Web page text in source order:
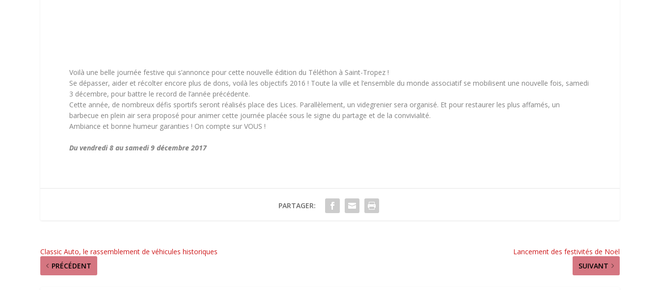
Voilà une belle journée festive qui s’annonce pour cette nouvelle édition du Téléthon à Saint-Tropez !
Se dépasser, aider et récolter encore plus de dons, voilà les objectifs 2016 ! Toute la ville et l’ensemble du monde associatif se mobilisent une nouvelle fois, samedi
3 décembre, pour battre le record de l’année précédente.
Cette année, de nombreux défis sportifs seront réalisés place des Lices. Parallèlement, un videgrenier sera organisé. Et pour restaurer les plus affamés, un
barbecue en plein air sera proposé pour animer cette journée placée sous le signe du partage et de la convivialité.
Ambiance et bonne humeur garanties ! On compte sur VOUS !
Du vendredi 8 au samedi 9 décembre 2017
PARTAGER:
Classic Auto, le rassemblement de véhicules historiques
PRÉCÉDENT
Lancement des festivités de Noël
SUIVANT